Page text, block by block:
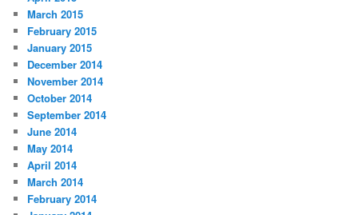
March 2015
February 2015
January 2015
December 2014
November 2014
October 2014
September 2014
June 2014
May 2014
April 2014
March 2014
February 2014